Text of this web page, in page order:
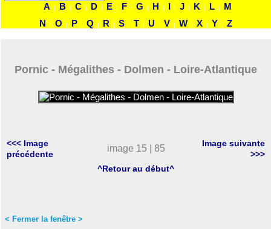
A | B | C | D | E | F | G | H | I | J | K | L |
M
N
| O | P | Q | R | S | T | U | V | W | X | Y | Z
Pornic - Mégalithes - Dolmen - Loire-Atlantique
<<< Image
précédente
image 15 | 85
Image suivante
>>>
^Retour au début^
< Fermer la fenêtre >